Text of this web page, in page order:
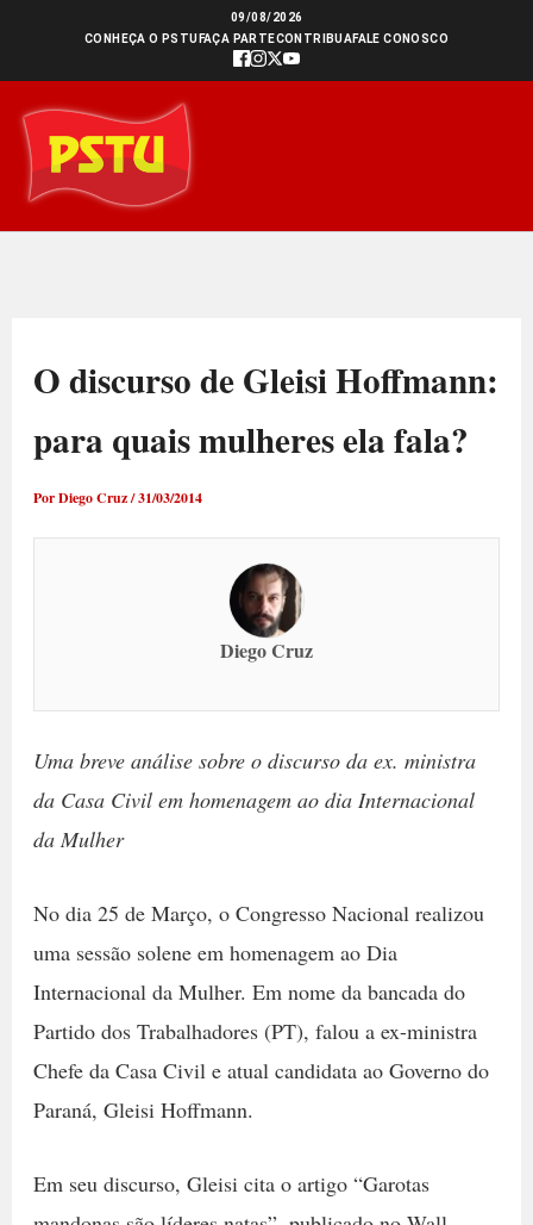
conteúdo
09/08/2026
CONHEÇA O PSTU FAÇA PARTECONTRIBUAFALE CONOSCO
O discurso de Gleisi Hoffmann:
para quais mulheres ela fala?
PorDiego Cruz/31/03/2014
Diego Cruz
Uma breve análise sobre o discurso da ex. ministra
da Casa Civil em homenagem ao dia Internacional
da Mulher
No dia 25 de Março, o Congresso Nacional realizou
uma sessão solene em homenagem ao Dia
Internacional da Mulher. Em nome da bancada do
Partido dos Trabalhadores (PT), falou a ex-ministra
Chefe da Casa Civil e atual candidata ao Governo do
Paraná, Gleisi Hoffmann.
Em seu discurso, Gleisi cita o artigo “Garotas